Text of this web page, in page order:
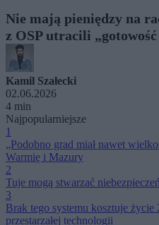
Nie mają pieniędzy na
z OSP utracili
Kamil Szałecki
02.06.2026
4 min
Najpopularniejsze
1
„Podobno grad miał nawet
Warmię i Mazury
2
Tuje mogą stwarzać
3
Brak tego systemu kosztuje
przestarzałej technologii